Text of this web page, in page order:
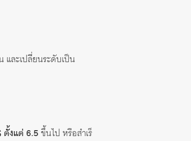
ละเปลี่ยนระดับเป็น
ตั้งแต่ 6.5 ขึ้นไป หรือสําเร็